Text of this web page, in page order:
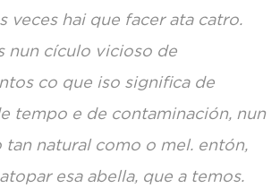
veces hai que facer ata catro.
nun cículo vicioso de
co que iso significa de
tempo e de contaminación, nun
natural como o mel. entón,
esa abella, que a temos.